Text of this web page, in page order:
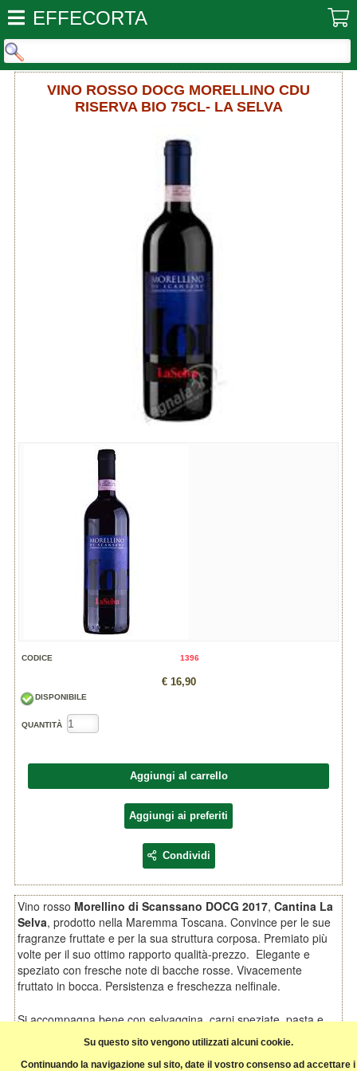
Su questo sito vengono utilizzati alcuni cookie.
Continuando la navigazione sul sito, date il vostro consenso ad accettare i
EFFECORTA
VINO ROSSO DOCG MORELLINO CDU
RISERVA BIO 75CL- LA SELVA
CODICE 1396
€ 16,90
DISPONIBILE
QUANTITÀ
Aggiungi al carrello
Aggiungi ai preferiti
Condividi
Vino rosso Morellino di Scanssano DOCG 2017, Cantina La
Selva, prodotto nella Maremma Toscana. Convince per le sue
fragranze fruttate e per la sua struttura corposa. Premiato più
volte per il suo ottimo rapporto qualità-prezzo. Elegante e
speziato con fresche note di bacche rosse. Vivacemente
fruttato in bocca. Persistenza e freschezza nelfinale.
Si accompagna bene con selvaggina, carni speziate, pasta e